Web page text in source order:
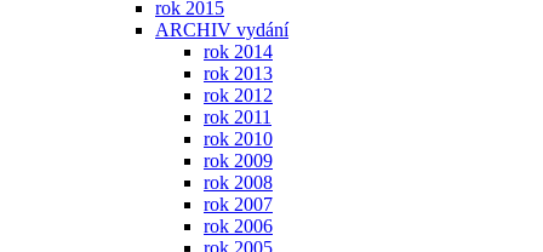
rok 2015
ARCHIV vydání
rok 2014
rok 2013
rok 2012
rok 2011
rok 2010
rok 2009
rok 2008
rok 2007
rok 2006
rok 2005